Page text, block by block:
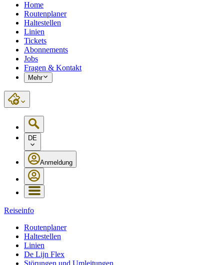
Home
Routenplaner
Haltestellen
Linien
Tickets
Abonnements
Jobs
Fragen & Kontakt
Mehr
DE
Anmeldung
Reiseinfo
Routenplaner
Haltestellen
Linien
De Lijn Flex
Störungen und Umleitungen